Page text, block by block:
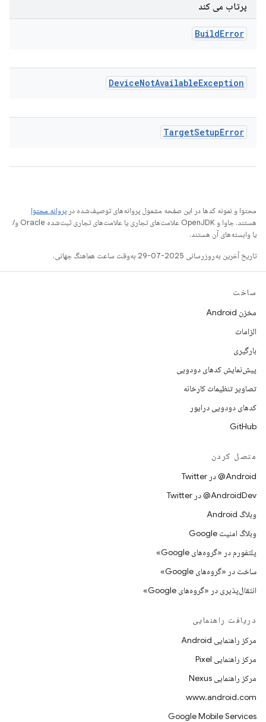
پرتاب می کند
BuildError
DeviceNotAvailableException
TargetSetupError
محتوا و نمونه کدها در این صفحه مشمول پروانه‌های توصیف‌شده در پروانه محتوا
هستند. جاوا و OpenJDK علامت‌های تجاری یا علامت‌های تجاری ثبت‌شده Oracle و/
یا وابسته‌های آن هستند.
تاریخ آخرین به‌روزرسانی 2025-07-29 به‌وقت ساعت هماهنگ جهانی.
ساخت
مخزن Android
الزامات
بارگیری
پیش‌نمایش کدهای دودویی
تصاویر تنظیمات کارخانه
کدهای دودویی درایور
GitHub
متصل کردن
Android@ در Twitter
AndroidDev@ در Twitter
وبلاگ Android
وبلاگ امنیت Google
پلتفورم در «گروه‌های Google»
ساخت در «گروه‌های Google»
انتقال‌پذیری در «گروه‌های Google»
دریافت راهنمایی
مرکز راهنمایی Android
مرکز راهنمایی Pixel
مرکز راهنمایی Nexus
www.android.com
Google Mobile Services